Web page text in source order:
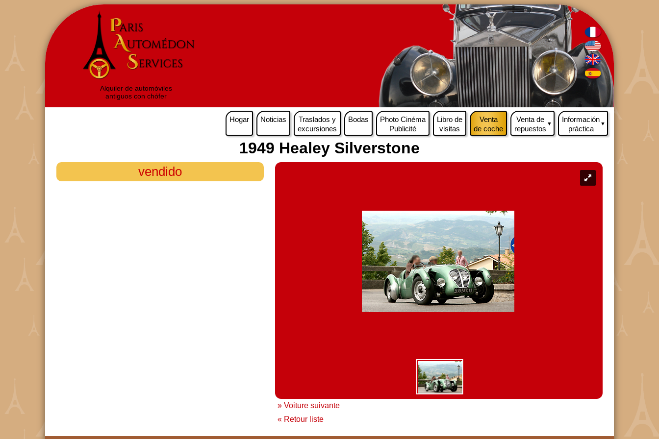
Alquiler de automóviles
antiguos con chófer
Hogar Noticias
Traslados y
excursiones
Bodas
Photo Cinéma
Publicité
Libro de
visitas
Venta
de coche
Venta de
repuestos
▼
Información
práctica
▼
1949 Healey Silverstone
» Voiture suivante
« Retour liste
vendido